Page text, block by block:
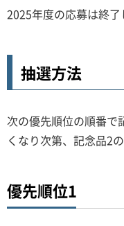
2025年度の応募は終了
抽選方法
次の優先順位の順番で
くなり次第、記念品2
優先順位1